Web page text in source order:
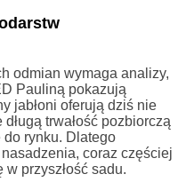
odmian wymaga analizy,
Pauliną pokazują
jabłoni oferują dziś nie
trwałość pozbiorczą
rynku. Dlatego
coraz częściej
przyszłość sadu.